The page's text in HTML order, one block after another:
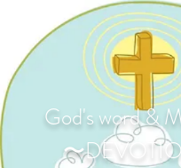
God's word &
〜